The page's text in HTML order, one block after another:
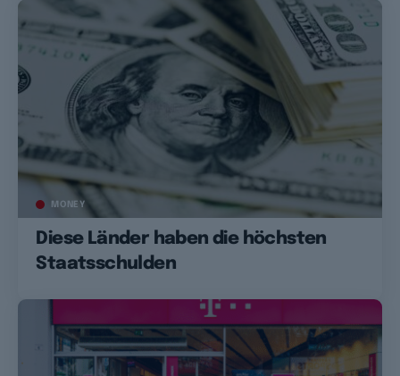
MONEY
Diese Länder haben die höchsten
Staatsschulden